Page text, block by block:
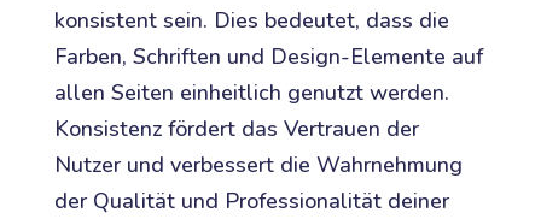
konsistent sein. Dies bedeutet, dass die
Farben, Schriften und Design-Elemente auf
allen Seiten einheitlich genutzt werden.
Konsistenz fördert das Vertrauen der
Nutzer und verbessert die Wahrnehmung
der Qualität und Professionalität deiner